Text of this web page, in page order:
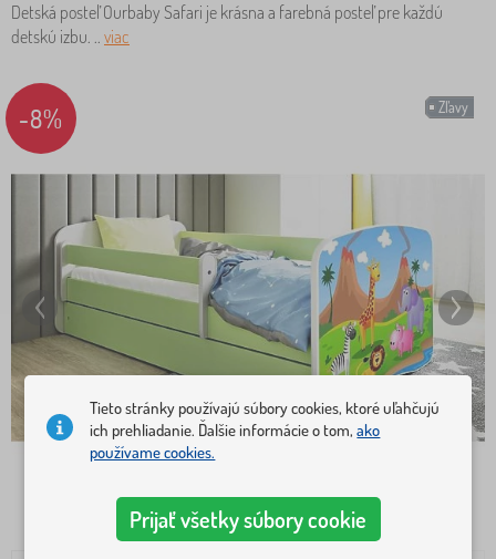
Detská posteľ Ourbaby Safari je krásna a farebná posteľ pre každú
detskú izbu. .. viac
Zľavy
-8%
Tieto stránky používajú súbory cookies, ktoré uľahčujú
ich prehliadanie. Ďalšie informácie o tom,ako
používame cookies.
Prijať všetky súbory cookie